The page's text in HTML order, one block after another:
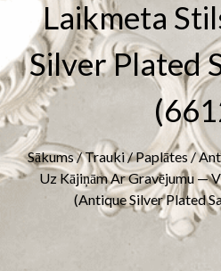
Laikmeta
Silver Plated
Sākums/Trauki/Paplātes/
Uz Kājiņām Ar Gravējumu —
(antique Silver Plated